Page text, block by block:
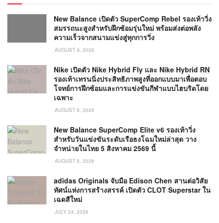
New Balance เปิดตัว SuperComp Rebel รองเท้าวิ่ง
สมรรถนะสูงสำหรับฝึกซ้อมรุ่นใหม่ พร้อมส่งต่อพลัง
ความเร็วจากสนามแข่งสู่ทุกการวิ่ง
AUGUST 9, 2026
Nike เปิดตัว Nike Hybrid Fly และ Nike Hybrid RN
รองเท้าเทรนนิ่งประสิทธิภาพสูงที่ออกแบบมาเพื่อตอบ
โจทย์การฝึกซ้อมและการแข่งขันกีฬาแบบไฮบริดโดย
เฉพาะ
AUGUST 6, 2026
New Balance SuperComp Elite v6 รองเท้าวิ่ง
สำหรับวันแข่งขันระดับเรือธงโฉมใหม่ล่าสุด วาง
จำหน่ายในไทย 5 สิงหาคม 2569 นี้
AUGUST 5, 2026
adidas Originals จับมือ Edison Chen สานต่อวิสัย
ทัศน์แห่งการสร้างสรรค์ เปิดตัว CLOT Superstar ใน
เฉดสีใหม่
JULY 24, 2026